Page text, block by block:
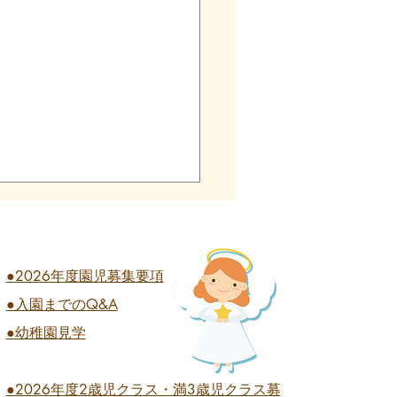
式 全学年
●2026年度園児募集要項
●入園までのQ&A
●幼稚園見学
●2026年度2歳児クラス・満3歳児クラス募